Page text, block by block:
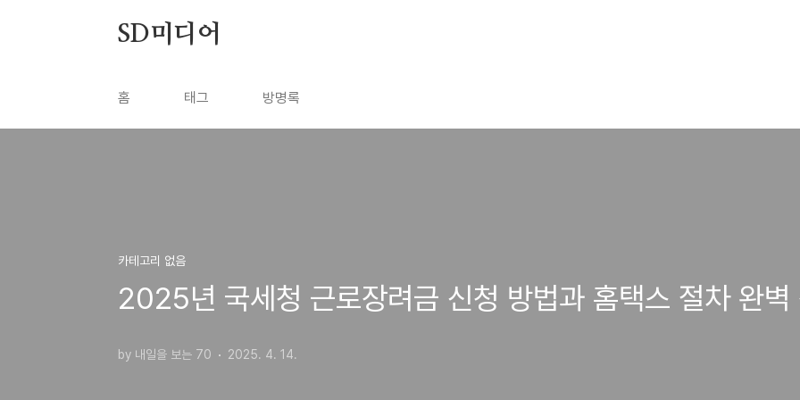
SD미디어
홈 태그 방명록
카테고리 없음
2025년 국세청 근로장려금 신청 방법과 홈택스 절차 완벽
by 내일을 보는 70 2025. 4. 14.